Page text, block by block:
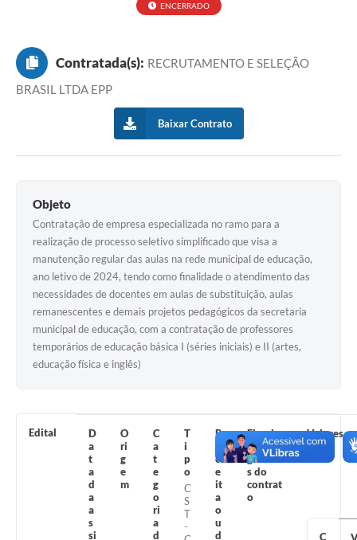
Notícias
Carta de Serviços
Ouvidoria
Legislação
Links
Telefones Úteis
Emprega
Contato
ENCERRADO
Contratada(s): RECRUTAMENTO E SELEÇÃO
BRASIL LTDA EPP
Baixar Contrato
Objeto
Contratação de empresa especializada no ramo para a
realização de processo seletivo simplificado que visa a
manutenção regular das aulas na rede municipal de educação,
ano letivo de 2024, tendo como finalidade o atendimento das
necessidades de docentes em aulas de substituição, aulas
remanescentes e demais projetos pedagógicos da secretaria
municipal de educação, com a contratação de professores
temporários de educação básica I (séries iniciais) e II (artes,
educação física e inglês)
Edital
D
a
t
a
d
a
a
s
si
O
ri
g
e
m
C
a
t
e
g
o
ri
a
d
T
i
p
o
C
S
T
-
R
c
e
it
a
o
u
d
Fiscais
e
gestore
s do
contrat
o
Valores
C